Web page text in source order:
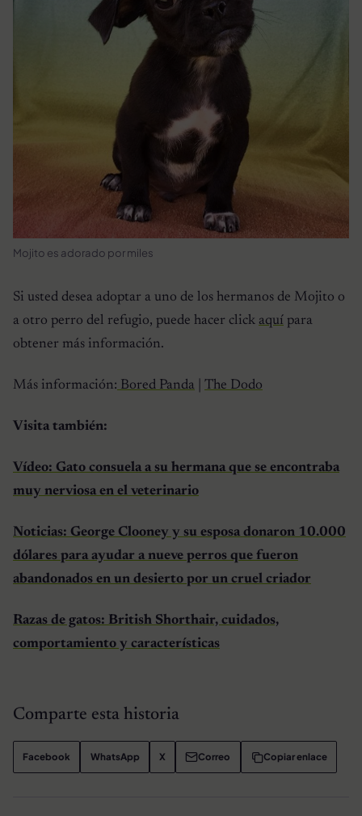
Mojito es adorado por miles
Si usted desea adoptar a uno de los hermanos de Mojito o
a otro perro del refugio, puede hacer click aquí para
obtener más información.
Más información: Bored Panda The Dodo
Visita también:
Vídeo: Gato consuela a su hermana que se encontraba
muy nerviosa en el veterinario
Noticias: George Clooney y su esposa donaron 10.000
dólares para ayudar a nueve perros que fueron
abandonados en un desierto por un cruel criador
Razas de gatos: British Shorthair, cuidados,
comportamiento y características
Comparte esta historia
Facebook WhatsApp X Correo Copiar enlace